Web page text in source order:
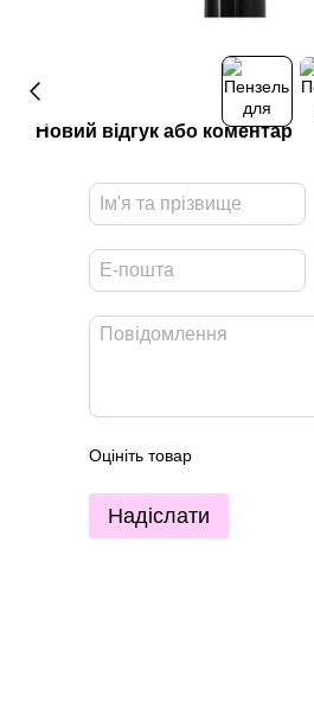
Новий відгук або коментар
Оцініть товар
Надіслати